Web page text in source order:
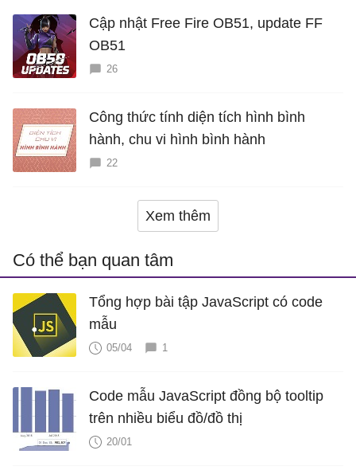
Cập nhật Free Fire OB51, update FF
OB51
26
Công thức tính diện tích hình bình
hành, chu vi hình bình hành
22
Xem thêm
Có thể bạn quan tâm
Tổng hợp bài tập JavaScript có code
mẫu
05/04 1
Code mẫu JavaScript đồng bộ tooltip
trên nhiều biểu đồ/đồ thị
20/01